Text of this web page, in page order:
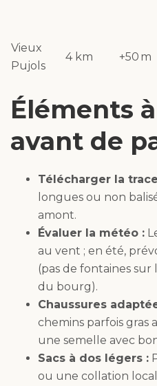
Vieux
Pujols
4 km +50 m
Éléments
avant de
Télécharger la trace
longues ou non
amont.
Évaluer la météo :
au vent ; en été,
(pas de fontaines
du bourg).
Chaussures
chemins parfois gras
une semelle avec
Sacs à dos légers :
ou une collation